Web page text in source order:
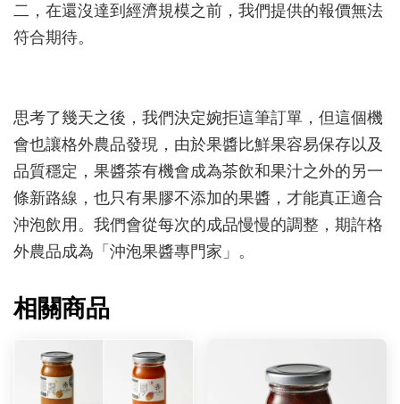
二，在還沒達到經濟規模之前，我們提供的報價無法
符合期待。
思考了幾天之後，我們決定婉拒這筆訂單，但這個機
會也讓格外農品發現，由於果醬比鮮果容易保存以及
品質穩定，果醬茶有機會成為茶飲和果汁之外的另一
條新路線，也只有果膠不添加的果醬，才能真正適合
沖泡飲用。我們會從每次的成品慢慢的調整，期許格
外農品成為「沖泡果醬專門家」。
相關商品